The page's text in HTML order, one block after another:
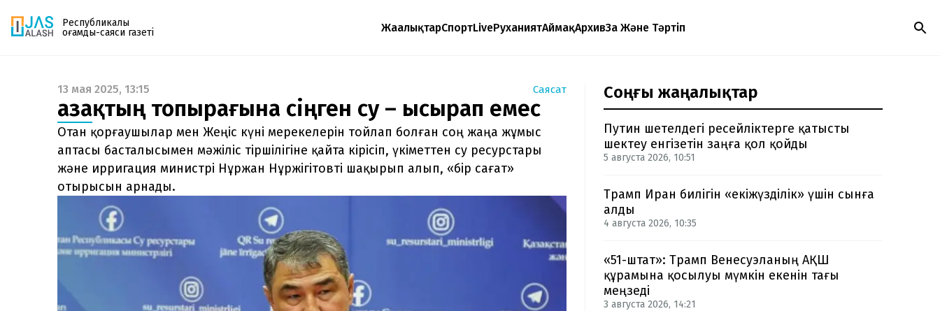
Республикалық
қоғамдық-саяси газеті
ЖаңалықтарСпортLiveРуханиятАймақАрхивЗаң Және Тәртіп
Газетке жазылу
PDF форматтағы газетті ай сайын электронды
поштаңызға алып отырыңыз. Жаңа нөмір
шыққан сәтте сізге бірден жіберіледі. Тек email
13 мая 2025, 13:15 Саясат
Қазақтың топырағына сіңген су – ысырап емес
Отан қорғаушылар мен Жеңіс күні мерекелерін тойлап болған соң жаңа жұмыс
аптасы басталысымен мәжіліс тіршілігіне қайта кірісіп, үкіметтен су ресурстары
және ирригация министрі Нұржан Нұржігітовті шақырып алып, «бір сағат»
отырысын арнады.
Соңғы жаңалықтар
Путин шетелдегі ресейліктерге қатысты
шектеу енгізетін заңға қол қойды
5 августа 2026, 10:51
Трамп Иран билігін «екіжүзділік» үшін сынға
алды
4 августа 2026, 10:35
«51-штат»: Трамп Венесуэланың АҚШ
құрамына қосылуы мүмкін екенін тағы
меңзеді
3 августа 2026, 14:21